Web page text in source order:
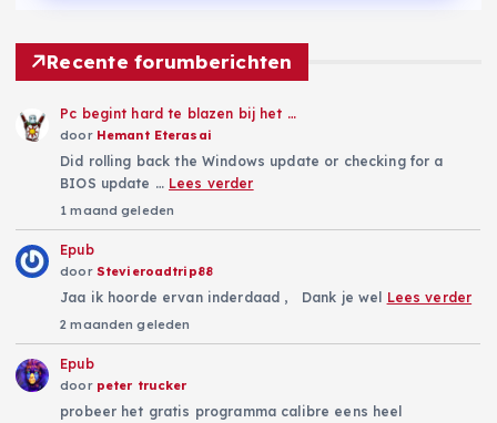
Recente forumberichten
Pc begint hard te blazen bij het …
door Hemant Eterasai
Did rolling back the Windows update or checking for a
BIOS update … Lees verder
1 maand geleden
Epub
door Stevieroadtrip88
Jaa ik hoorde ervan inderdaad , Dank je wel Lees verder
2 maanden geleden
Epub
door peter trucker
probeer het gratis programma calibre eens heel